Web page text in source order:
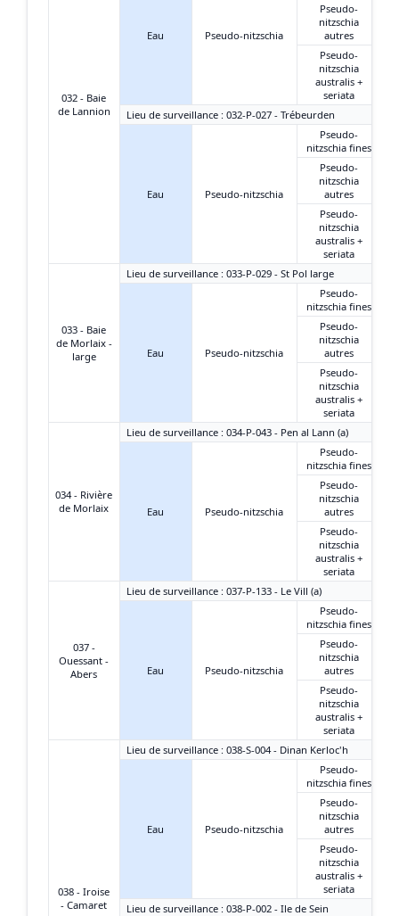
032 - Baie
de Lannion
Eau Pseudo-nitzschia
Pseudo-
nitzschia
autres
Pseudo-
nitzschia
australis +
seriata
Lieu de surveillance : 032-P-027 - Trébeurden
Eau Pseudo-nitzschia
Pseudo-
nitzschia fines
Pseudo-
nitzschia
autres
Pseudo-
nitzschia
australis +
seriata
033 - Baie
de Morlaix -
large
Lieu de surveillance : 033-P-029 - St Pol large
Eau Pseudo-nitzschia
Pseudo-
nitzschia fines
Pseudo-
nitzschia
autres
Pseudo-
nitzschia
australis +
seriata
034 - Rivière
de Morlaix
Lieu de surveillance : 034-P-043 - Pen al Lann (a)
Eau Pseudo-nitzschia
Pseudo-
nitzschia fines
Pseudo-
nitzschia
autres
Pseudo-
nitzschia
australis +
seriata
037 -
Ouessant -
Abers
Lieu de surveillance : 037-P-133 - Le Vill (a)
Eau Pseudo-nitzschia
Pseudo-
nitzschia fines
Pseudo-
nitzschia
autres
Pseudo-
nitzschia
australis +
seriata
038 - Iroise
- Camaret
Lieu de surveillance : 038-S-004 - Dinan Kerloc'h
Eau Pseudo-nitzschia
Pseudo-
nitzschia fines
Pseudo-
nitzschia
autres
Pseudo-
nitzschia
australis +
seriata
Lieu de surveillance : 038-P-002 - Ile de Sein